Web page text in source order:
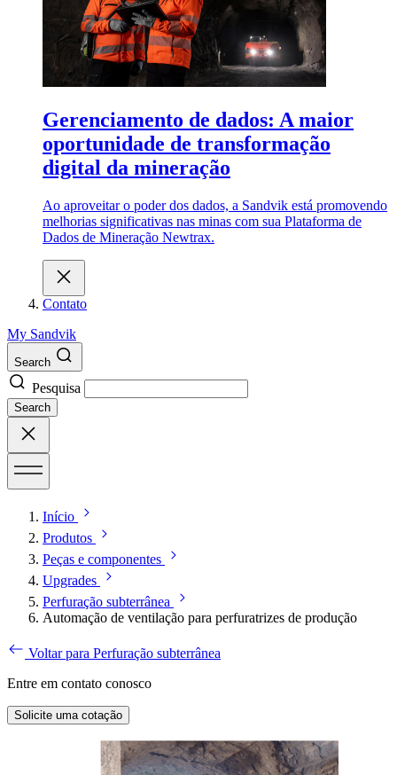
Gerenciamento de dados: A maior
oportunidade de transformação
digital da mineração
Ao aproveitar o poder dos dados, a Sandvik está promovendo
melhorias significativas nas minas com sua Plataforma de
Dados de Mineração Newtrax.
Contato
My Sandvik
Search
Pesquisa
Search
Início
Produtos
Peças e componentes
Upgrades
Perfuração subterrânea
Automação de ventilação para perfuratrizes de produção
Voltar para Perfuração subterrânea
Entre em contato conosco
Solicite uma cotação